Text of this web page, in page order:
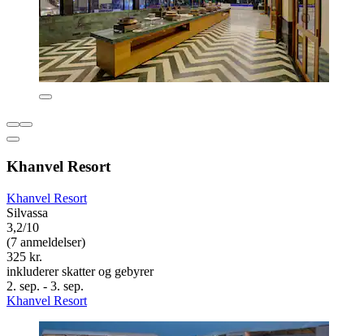
Khanvel Resort
Khanvel Resort
Silvassa
3,2/10
(7 anmeldelser)
325 kr.
inkluderer skatter og gebyrer
2. sep. - 3. sep.
Khanvel Resort